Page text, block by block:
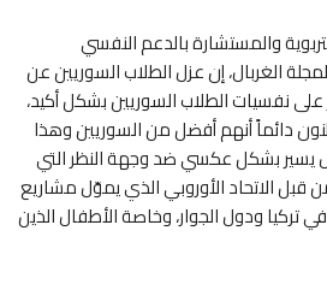
والمستشارة بالدعم النفسي
الغربال، إن عزل الطلاب السوريين عن
على نفسيات الطلاب السوريين بشكل أكيد،
دائماً أنهم أفضل من السوريين وهذا
يسير بشكل عكسي ضد وجهة النظر التي
قبل الاتحاد الأوروبي الذي يموّل مشاريع
تركيا ودول الجوار، وخاصة الأطفال الذين